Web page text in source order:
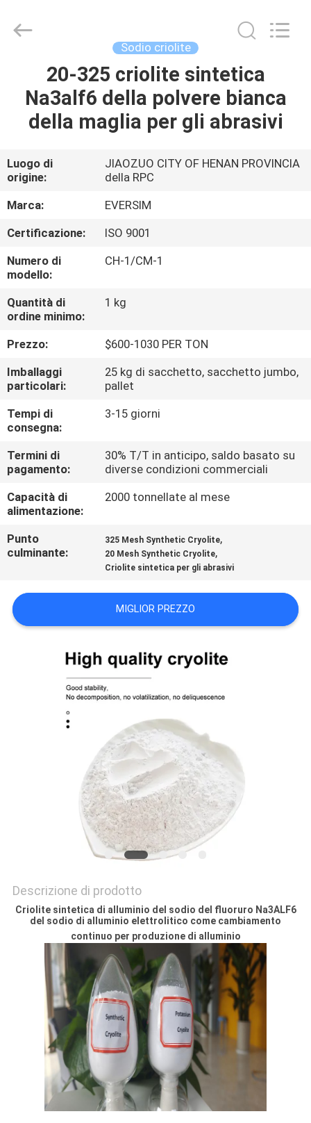
CASA.
PRODOTTI
VIDEO
SU
DI
NOI
VISITA
ALLA
FABBRICA
CONTROLLO
DELLA
QUALITÀ
CONTATTACI
CHIEDI UN
MAPPA
POLITICA
RISERVATEZZA
Imp.&Exp.Co.,Ltd.
Sodio criolite
20-325 criolite sintetica
Na3alf6 della polvere bianca
della maglia per gli abrasivi
Luogo di
origine:
JIAOZUO CITY OF HENAN PROVINCIA
della RPC
Marca:
EVERSIM
Certificazione:
ISO 9001
Numero di
modello:
CH-1/CM-1
Quantità di
ordine minimo:
1 kg
Prezzo:
$600-1030 PER TON
Imballaggi
particolari:
25 kg di sacchetto, sacchetto jumbo,
pallet
Tempi di
consegna:
3-15 giorni
Termini di
pagamento:
30% T/T in anticipo, saldo basato su
diverse condizioni commerciali
Capacità di
alimentazione:
2000 tonnellate al mese
Punto
culminante:
325 Mesh Synthetic Cryolite,
20 Mesh Synthetic Cryolite,
Criolite sintetica per gli abrasivi
MIGLIOR PREZZO
Descrizione di prodotto
Criolite sintetica di alluminio del sodio del fluoruro Na3ALF6
del sodio di alluminio elettrolitico come cambiamento
continuo per produzione di alluminio